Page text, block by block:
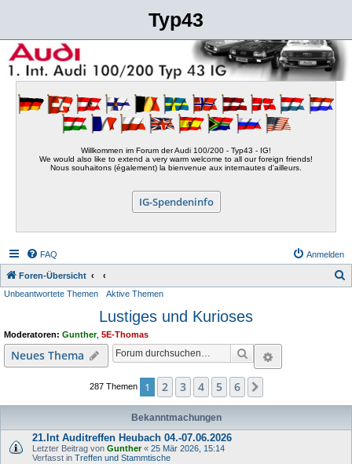
Typ43
Willkommen im Forum der Audi 100/200 - Typ43 - IG!
We would also like to extend a very warm welcome to all our foreign friends!
Nous souhaitons (également) la bienvenue aux internautes d'ailleurs.
IG-Spendeninfo
FAQ Anmelden
Foren-Übersicht
Unbeantwortete Themen Aktive Themen
Lustiges und Kurioses
Moderatoren: Gunther, 5E-Thomas
Neues Thema Suche
287 Themen 1 2 3 4 5 6
Bekanntmachungen
21.Int Auditreffen Heubach 04.-07.06.2026
Letzter Beitrag von Gunther« 25 Mär 2026, 15:14
Verfasst in Treffen und Stammtische